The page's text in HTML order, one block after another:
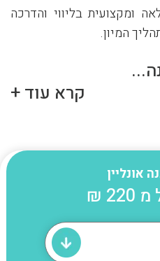
ומקצועית בליווי והדרכה
המיון.
קרא עוד +
אונליין
מ 220 ₪